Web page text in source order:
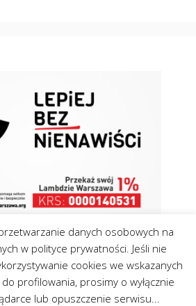
Polityka Cookies
danych osobowych na
w polityce prywatności. Jeśli nie
cookies we wskazanych
profilowania, prosimy o wyłącznie
lub opuszczenie serwisu...